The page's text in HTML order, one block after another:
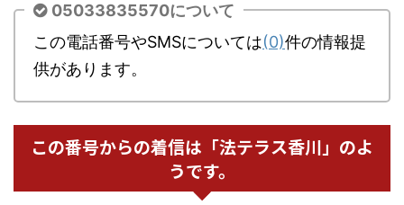
05033835570について
この電話番号やSMSについては(0)件の情報提
供があります。
この番号からの着信は「法テラス香川」のよ
うです。